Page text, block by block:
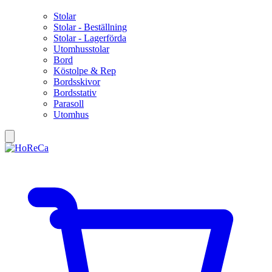
Stolar
Stolar - Beställning
Stolar - Lagerförda
Utomhusstolar
Bord
Köstolpe & Rep
Bordsskivor
Bordsstativ
Parasoll
Utomhus